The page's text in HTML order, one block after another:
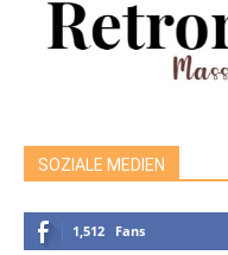
SOZIALE MEDIEN
1,512 Fans